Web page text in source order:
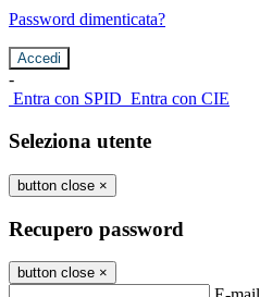
Password dimenticata?
-
Entra con SPID Entra con CIE
Seleziona utente
button close ×
Recupero password
button close ×